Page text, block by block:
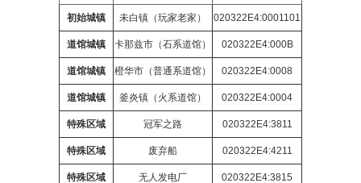
初始城镇 未白镇（玩家老家） 020322E4:0001101
道馆城镇 卡那兹市（石系道馆） 020322E4:000B
道馆城镇 橙华市（普通系道馆） 020322E4:0008
道馆城镇 釜炎镇（火系道馆） 020322E4:0004
特殊区域 冠军之路 020322E4:3811
特殊区域 废弃船 020322E4:4211
特殊区域 无人发电厂 020322E4:3815